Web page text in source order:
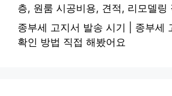
층, 원룸 시공비용, 견적, 리모델링
종부세 고지서 발송 시기 | 종부세
확인 방법 직접 해봤어요